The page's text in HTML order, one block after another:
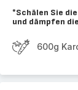
*Schälen Sie
und dämpfen
600g